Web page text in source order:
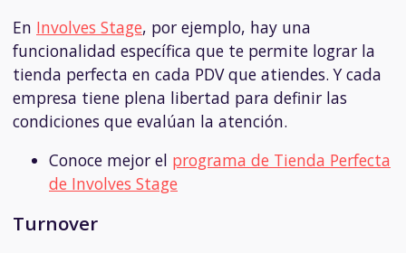
En Involves Stage, por ejemplo, hay una
funcionalidad específica que te permite lograr la
tienda perfecta en cada PDV que atiendes. Y cada
empresa tiene plena libertad para definir las
condiciones que evalúan la atención.
Conoce mejor el programa de Tienda Perfecta
de Involves Stage
Turnover